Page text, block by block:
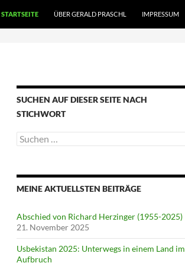
STARTSEITE ÜBER GERALD PRASCHL IMPRESSUM
SUCHEN AUF DIESER SEITE NACH
STICHWORT
Suche
nach:
MEINE AKTUELLSTEN BEITRÄGE
Abschied von Richard Herzinger (1955-2025)
21. November 2025
Usbekistan 2025: Unterwegs in einem Land im
Aufbruch